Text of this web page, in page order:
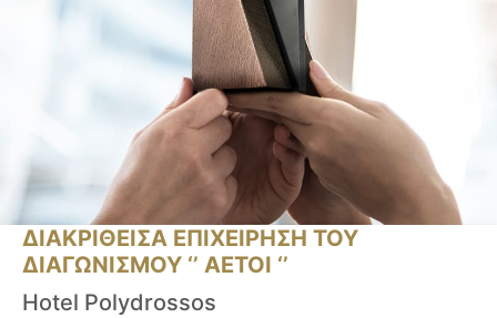
ΔΙΑΚΡΙΘΕΙΣΑ ΕΠΙΧΕΙΡΗΣΗ ΤΟΥ
ΔΙΑΓΩΝΙΣΜΟΥ ‘’ ΑΕΤΟΙ ‘’
Hotel Polydrossos